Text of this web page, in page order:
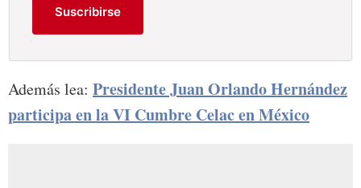
Suscribirse
Además lea: Presidente Juan Orlando Hernández
participa en la VI Cumbre Celac en México